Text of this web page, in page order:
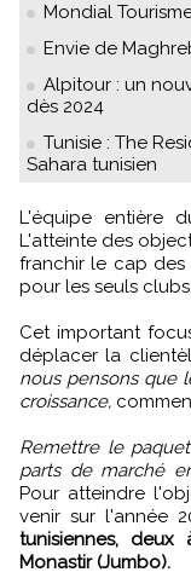
Mondial
Envie de
Alpitour : un
dès 2024
Tunisie : The
Sahara tunisien
L'équipe entière du voyagiste y croit dur comme fer.
L'atteinte des
franchir le cap des
pour les seuls
Cet important
déplacer la
nous pensons que
croissance,
Remettre le
parts de marché
Pour atteindre
venir sur l'année
tunisiennes,
Monastir (Jumbo).